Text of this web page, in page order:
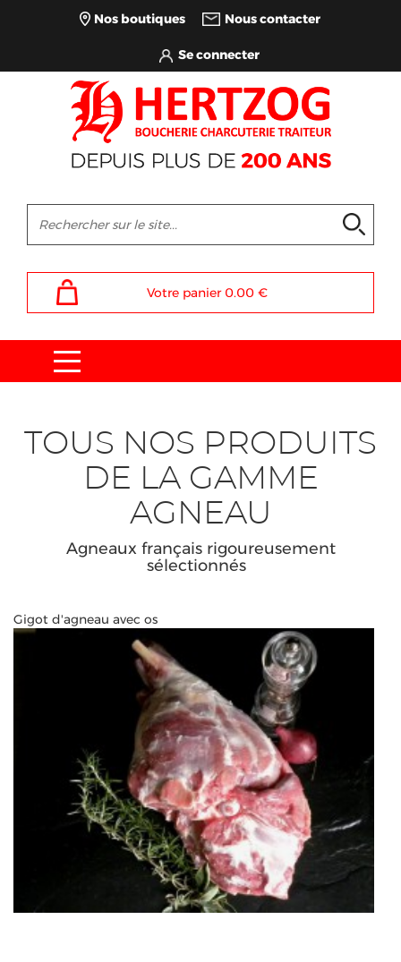
Nos boutiques Nous contacter
Votre panier 0.00 €
TOUS NOS PRODUITS
DE LA GAMME
AGNEAU
Agneaux français rigoureusement
sélectionnés
Gigot d'agneau avec os